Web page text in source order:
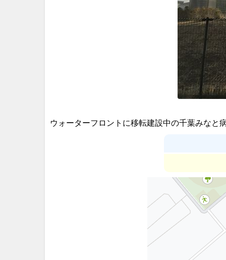
ウォーターフロントに移転建設中の千葉みなと